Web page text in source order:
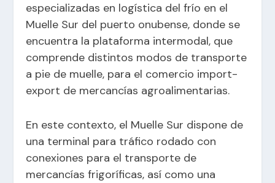
especializadas en logística del frío en el
Muelle Sur del puerto onubense, donde se
encuentra la plataforma intermodal, que
comprende distintos modos de transporte
a pie de muelle, para el comercio import-
export de mercancías agroalimentarias.
En este contexto, el Muelle Sur dispone de
una terminal para tráfico rodado con
conexiones para el transporte de
mercancías frigoríficas, así como una